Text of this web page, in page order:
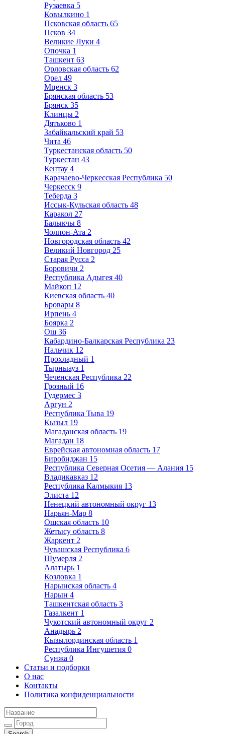
Рузаевка 5
Ковылкино 1
Псковская область 65
Псков 34
Великие Луки 4
Опочка 1
Ташкент 63
Орловская область 62
Орел 49
Мценск 3
Брянская область 53
Брянск 35
Клинцы 2
Дятьково 1
Забайкальский край 53
Чита 46
Туркестанская область 50
Туркестан 43
Кентау 4
Карачаево-Черкесская Республика 50
Черкесск 9
Теберда 3
Иссык-Кульская область 48
Каракол 27
Балыкчы 8
Чолпон-Ата 2
Новгородская область 42
Великий Новгород 25
Старая Русса 2
Боровичи 2
Республика Адыгея 40
Майкоп 12
Киевская область 40
Бровары 8
Ирпень 4
Боярка 2
Ош 36
Кабардино-Балкарская Республика 23
Нальчик 12
Прохладный 1
Тырныауз 1
Чеченская Республика 22
Грозный 16
Гудермес 3
Аргун 2
Республика Тыва 19
Кызыл 19
Магаданская область 19
Магадан 18
Еврейская автономная область 17
Биробиджан 15
Республика Северная Осетия — Алания 15
Владикавказ 12
Республика Калмыкия 13
Элиста 12
Ненецкий автономный округ 13
Нарьян-Мар 8
Ошская область 10
Жетысу область 8
Жаркент 2
Чувашская Республика 6
Шумерля 2
Алатырь 1
Козловка 1
Нарынская область 4
Нарын 4
Ташкентская область 3
Газалкент 1
Чукотский автономный округ 2
Анадырь 2
Кызылординская область 1
Республика Ингушетия 0
Сунжа 0
Статьи и подборки
О нас
Контакты
Политика конфиденциальности